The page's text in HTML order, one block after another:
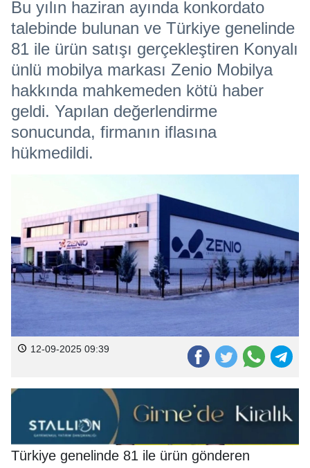
Bu yılın haziran ayında konkordato
talebinde bulunan ve Türkiye genelinde
81 ile ürün satışı gerçekleştiren Konyalı
ünlü mobilya markası Zenio Mobilya
hakkında mahkemeden kötü haber
geldi. Yapılan değerlendirme
sonucunda, firmanın iflasına
hükmedildi.
12-09-2025 09:39
Türkiye genelinde 81 ile ürün gönderen